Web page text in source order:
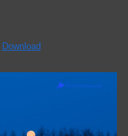
Download